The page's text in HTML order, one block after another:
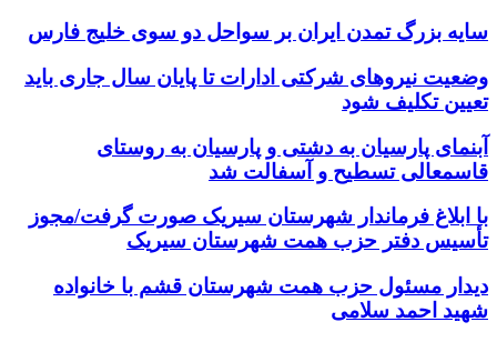
سایه بزرگ تمدن ایران بر سواحل دو سوی خلیج فارس
وضعیت نیروهای شرکتی ادارات تا پایان سال جاری باید
تعیین تکلیف شود
آبنمای پارسیان به دشتی و پارسیان به روستای
قاسمعالی تسطیح و آسفالت شد
با ابلاغ فرماندار شهرستان سیریک صورت گرفت/مجوز
تأسیس دفتر حزب همت شهرستان سیریک
دیدار مسئول حزب همت شهرستان قشم با خانواده
شهید احمد سلامی